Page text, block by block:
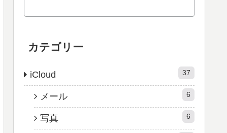
カテゴリー
iCloud 37
メール 6
写真 6